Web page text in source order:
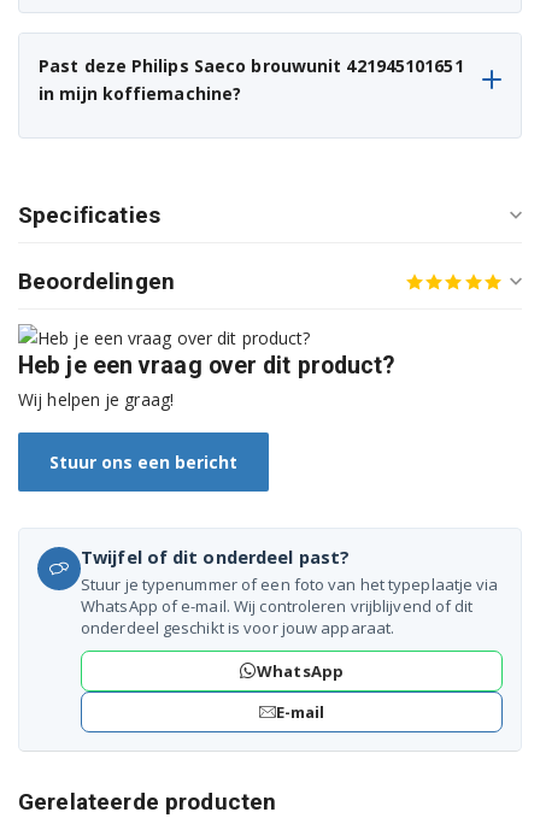
Philips EP4349/70
Philips EP5441/50
Philips EP5444/90
Saeco SM6580/10
Saeco SM6685/00
Philips EP2200/10
Past deze Philips Saeco brouwunit 421945101651
in mijn koffiemachine?
Specificaties
Beoordelingen
Heb je een vraag over dit product?
Wij helpen je graag!
Stuur ons een bericht
Twijfel of dit onderdeel past?
Stuur je typenummer of een foto van het typeplaatje via
WhatsApp of e-mail. Wij controleren vrijblijvend of dit
onderdeel geschikt is voor jouw apparaat.
WhatsApp
E-mail
Gerelateerde producten